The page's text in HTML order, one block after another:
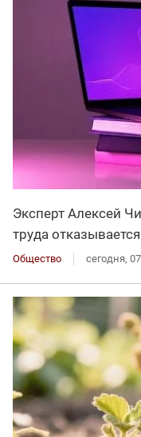
Эксперт Алексей
труда
Общество сегодня,